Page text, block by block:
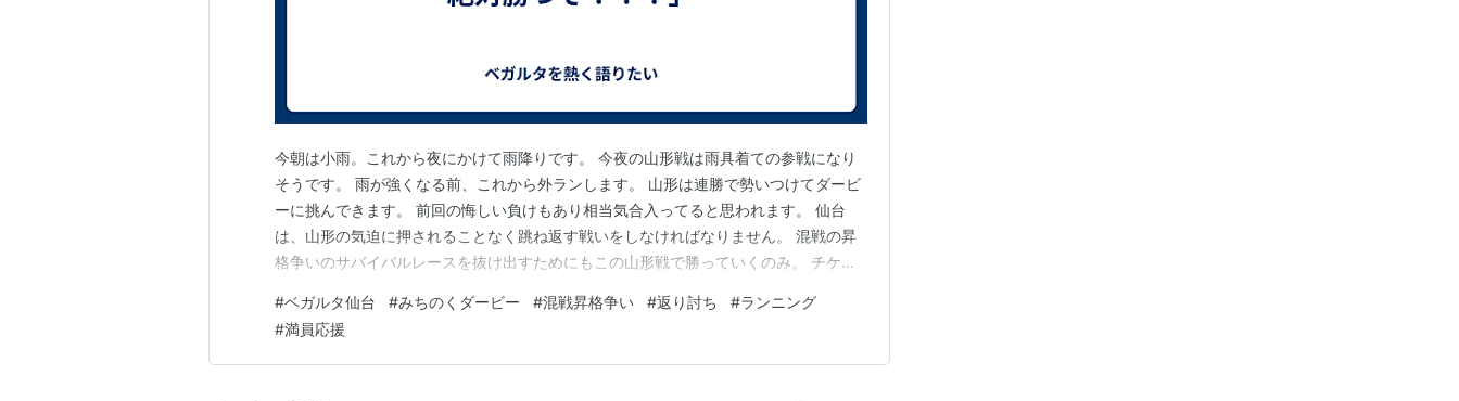
今朝は小雨。これから夜にかけて雨降りです。 今夜の山形戦は雨具着ての参戦になり
そうです。 雨が強くなる前、これから外ランします。 山形は連勝で勢いつけてダービ
ーに挑んできます。 前回の悔しい負けもあり相当気合入ってると思われます。 仙台
は、山形の気迫に押されることなく跳ね返す戦いをしなければなりません。 混戦の昇
格争いのサバイバルレースを抜け出すためにもこの山形戦で勝っていくのみ。 チケッ
ガルタ仙台 人気ブログランキング - サッカーブログ
#ベガルタ仙台 #みちのくダービー #混戦昇格争い #返り討ち #ランニング
#満員応援